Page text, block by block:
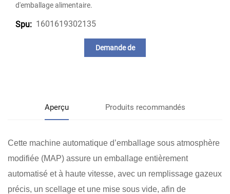
d'emballage alimentaire.
Spu: 1601619302135
Demande de
Aperçu Produits recommandés
Cette machine automatique d’emballage sous atmosphère
modifiée (MAP) assure un emballage entièrement
automatisé et à haute vitesse, avec un remplissage gazeux
précis, un scellage et une mise sous vide, afin de